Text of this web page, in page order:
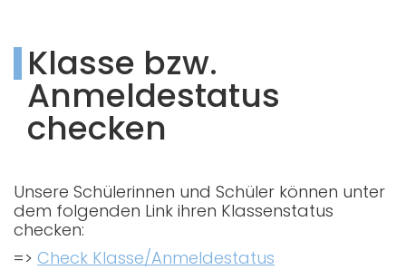
Klasse bzw.
Anmeldestatus
checken
Unsere Schülerinnen und Schüler können unter
dem folgenden Link ihren Klassenstatus
checken:
=> Check Klasse/Anmeldestatus